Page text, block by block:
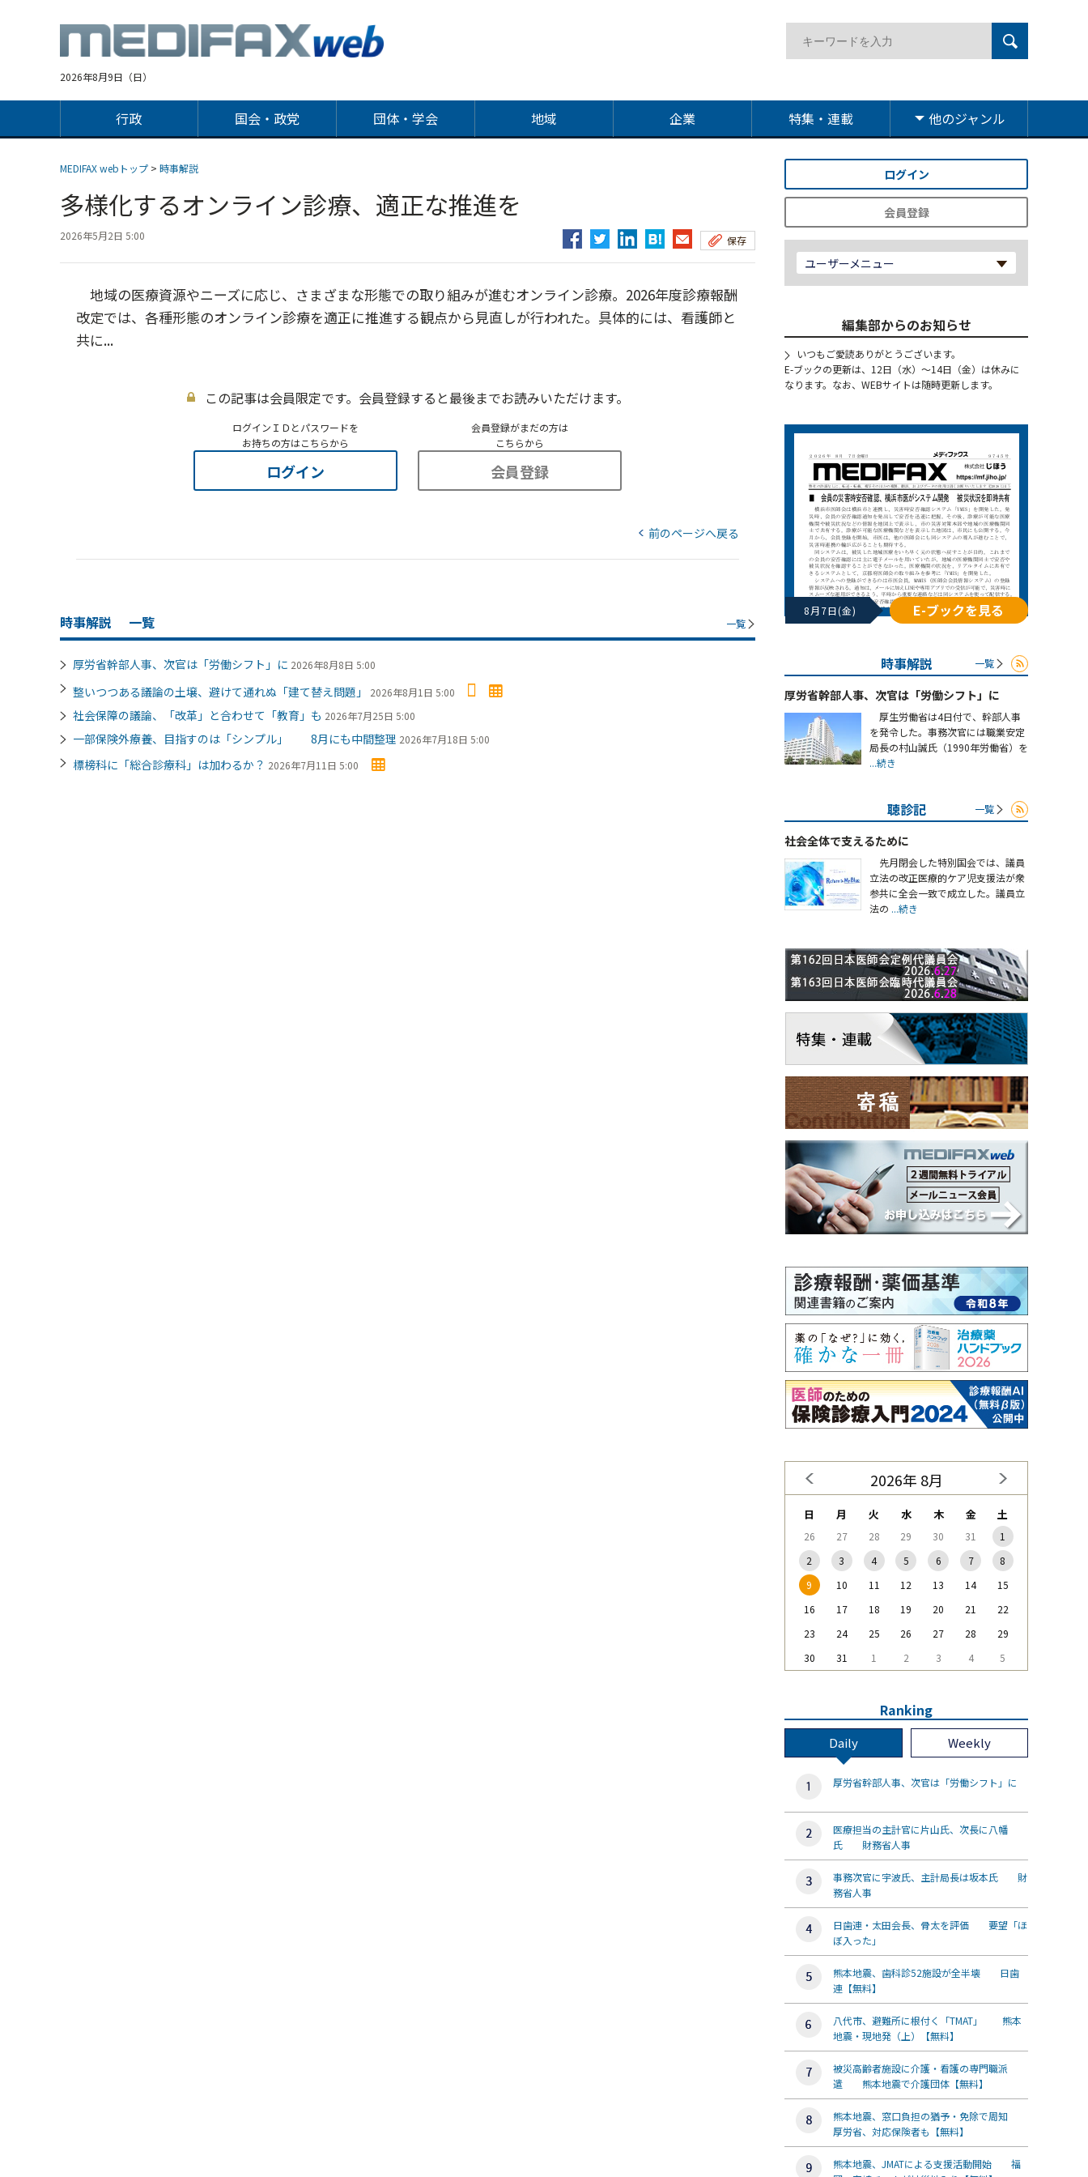
2026年8月9日（日）
行政 国会・政党 団体・学会 地域 企業 特集・連載 他のジャンル
MEDIFAX webトップ > 時事解説
多様化するオンライン診療、適正な推進を
2026年5月2日 5:00 保存
地域の医療資源やニーズに応じ、さまざまな形態での取り組みが進むオンライン診療。2026年度診療報酬
改定では、各種形態のオンライン診療を適正に推進する観点から見直しが行われた。具体的には、看護師と
共に...
この記事は会員限定です。会員登録すると最後までお読みいただけます。
ログインＩＤとパスワードを
お持ちの方はこちらから
ログイン
会員登録がまだの方は
こちらから
会員登録
前のページへ戻る
時事解説 一覧 一覧
厚労省幹部人事、次官は「労働シフト」に 2026年8月8日 5:00
整いつつある議論の土壌、避けて通れぬ「建て替え問題」 2026年8月1日 5:00
社会保障の議論、「改革」と合わせて「教育」も 2026年7月25日 5:00
一部保険外療養、目指すのは「シンプル」 8月にも中間整理 2026年7月18日 5:00
標榜科に「総合診療科」は加わるか？ 2026年7月11日 5:00
ログイン
会員登録
ユーザーメニュー
編集部からのお知らせ
いつもご愛読ありがとうございます。
E-ブックの更新は、12日（水）～14日（金）は休みに
なります。なお、WEBサイトは随時更新します。
8月7日(金) E-ブックを見る
時事解説 一覧
厚労省幹部人事、次官は「労働シフト」に
厚生労働省は4日付で、幹部人事
を発令した。事務次官には職業安定
局長の村山誠氏（1990年労働省）を
...続き
聴診記 一覧
社会全体で支えるために
先月閉会した特別国会では、議員
立法の改正医療的ケア児支援法が衆
参共に全会一致で成立した。議員立
法の ...続き
2026年 8月
日 月 火 水 木 金 土
26 27 28 29 30 31
1
2
3 4 5 6 7
8
9
10 11 12 13 14
15
16
17 18 19 20 21
22
23
24 25 26 27 28
29
30
31 1 2 3 4 5
Ranking
Daily Weekly
厚労省幹部人事、次官は「労働シフト」に
医療担当の主計官に片山氏、次長に八幡
氏 財務省人事
事務次官に宇波氏、主計局長は坂本氏 財
務省人事
日歯連・太田会長、骨太を評価 要望「ほ
ぼ入った」
熊本地震、歯科診52施設が全半壊 日歯
連【無料】
八代市、避難所に根付く「TMAT」 熊本
地震・現地発（上）【無料】
被災高齢者施設に介護・看護の専門職派
遣 熊本地震で介護団体【無料】
熊本地震、窓口負担の猶予・免除で周知
厚労省、対応保険者も【無料】
熊本地震、JMATによる支援活動開始 福